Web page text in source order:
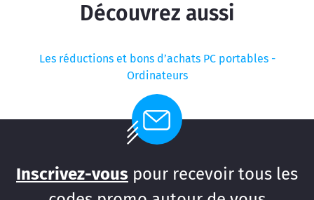
Découvrez aussi
Les réductions et bons d’achats PC portables -
Ordinateurs
Inscrivez-vous pour recevoir tous les